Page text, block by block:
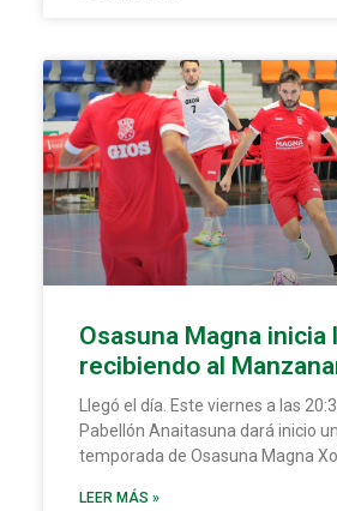
Osasuna Magna inicia
recibiendo al
Llegó el día. Este viernes a las
Pabellón Anaitasuna dará inicio
temporada de Osasuna Magna
LEER MÁS »